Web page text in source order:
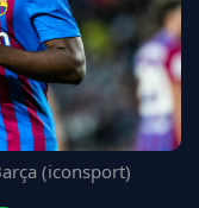
(iconsport)